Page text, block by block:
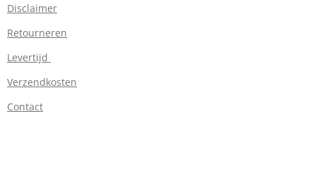
Disclaimer
Retourneren
Levertijd
Verzendkosten
Contact